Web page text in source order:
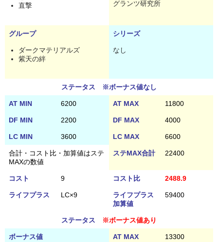
直撃
グランツ研究所
グループ シリーズ
ダークマテリアルズ
紫天の絆
なし
ステータス ※ボーナス値なし
AT MIN 6200 AT MAX 11800
DF MIN 2200 DF MAX 4000
LC MIN 3600 LC MAX 6600
合計・コスト比・加算値はステ
MAXの数値
ステMAX合計 22400
コスト 9 コスト比 2488.9
ライフプラス LC×9
ライフプラス
加算値
59400
ステータス ※ボーナス値あり
ボーナス値 AT MAX 13300